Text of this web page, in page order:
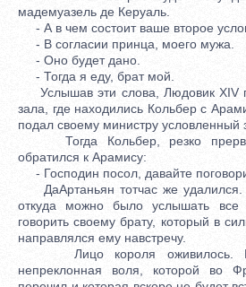
мадемуазель де Керуаль.
- А в чем состоит ваше второе
- В согласии принца, моего мужа.
- Оно будет дано.
- Тогда я еду, брат мой.
Услышав эти слова, Людовик XIV
зала, где находились Кольбер с
подал своему министру условленный
Тогда Кольбер, резко
обратился к Арамису:
- Господин посол, давайте
ДаАртаньян тотчас же удалился.
откуда можно было услышать все
говорить своему брату, который в
направлялся ему навстречу.
Лицо короля оживилось.
непреклонная воля, которой во